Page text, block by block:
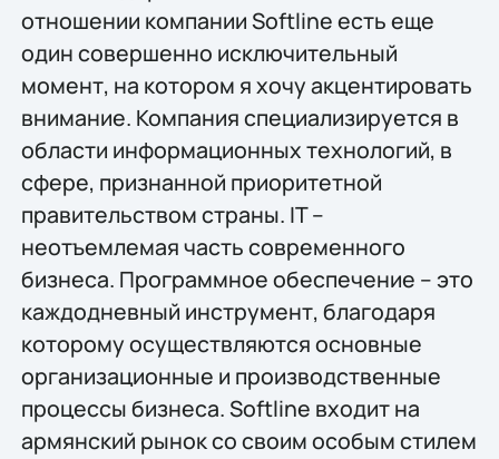
отношении компании Softline есть еще
один совершенно исключительный
момент, на котором я хочу акцентировать
внимание. Компания специализируется в
области информационных технологий, в
сфере, признанной приоритетной
правительством страны. IT –
неотъемлемая часть современного
бизнеса. Программное обеспечение – это
каждодневный инструмент, благодаря
которому осуществляются основные
организационные и производственные
процессы бизнеса. Softline входит на
армянский рынок со своим особым стилем